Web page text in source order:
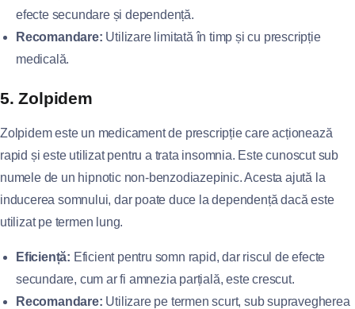
efecte secundare și dependență.
Recomandare: Utilizare limitată în timp și cu prescripție
medicală.
5. Zolpidem
Zolpidem este un medicament de prescripție care acționează
rapid și este utilizat pentru a trata insomnia. Este cunoscut sub
numele de un hipnotic non-benzodiazepinic. Acesta ajută la
inducerea somnului, dar poate duce la dependență dacă este
utilizat pe termen lung.
Eficiență: Eficient pentru somn rapid, dar riscul de efecte
secundare, cum ar fi amnezia parțială, este crescut.
Recomandare: Utilizare pe termen scurt, sub supravegherea